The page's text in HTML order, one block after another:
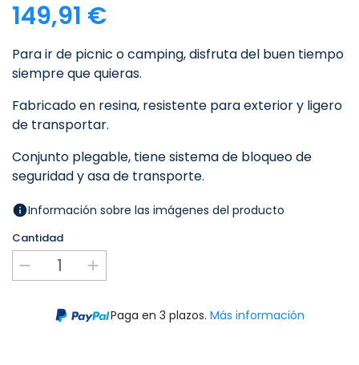
149,91 €
Para ir de picnic o camping, disfruta del buen tiempo
siempre que quieras.
Fabricado en resina, resistente para exterior y ligero
de transportar.
Conjunto plegable, tiene sistema de bloqueo de
seguridad y asa de transporte.
Información sobre las imágenes del producto
Cantidad
Paga en 3 plazos. Más información